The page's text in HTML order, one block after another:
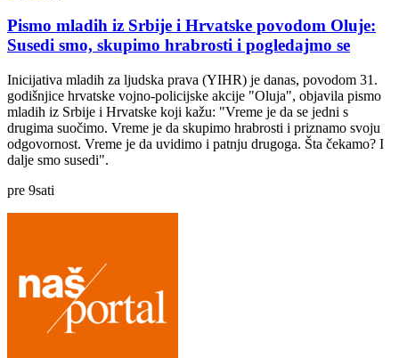
Pismo mladih iz Srbije i Hrvatske povodom Oluje:
Susedi smo, skupimo hrabrosti i pogledajmo se
Inicijativa mladih za ljudska prava (YIHR) je danas, povodom 31.
godišnjice hrvatske vojno-policijske akcije "Oluja", objavila pismo
mladih iz Srbije i Hrvatske koji kažu: "Vreme je da se jedni s
drugima suočimo. Vreme je da skupimo hrabrosti i priznamo svoju
odgovornost. Vreme je da uvidimo i patnju drugoga. Šta čekamo? I
dalje smo susedi".
pre 9sati